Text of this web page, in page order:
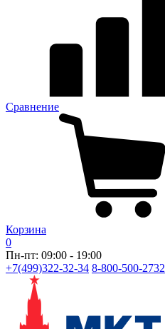
Сравнение
Корзина
0
Пн-пт: 09:00 - 19:00
+7(499)322-32-34 8-800-500-2732